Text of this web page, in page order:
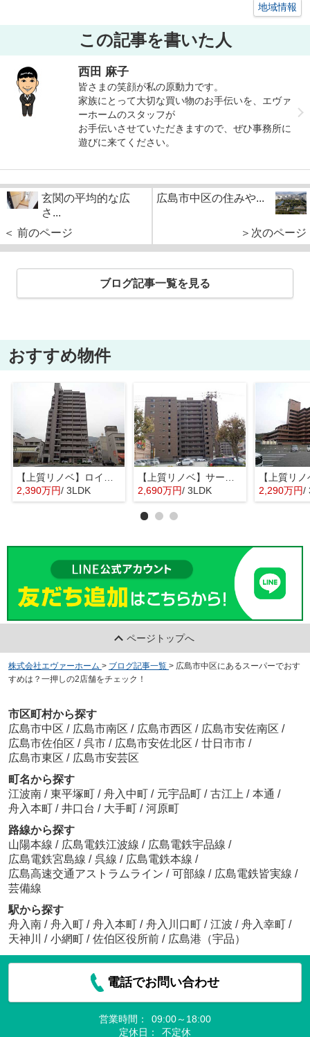
地域情報
この記事を書いた人
西田 麻子
皆さまの笑顔が私の原動力です。
家族にとって大切な買い物のお手伝いを、エヴァ
ーホームのスタッフが
お手伝いさせていただきますので、ぜひ事務所に
遊びに来てください。
玄関の平均的な広
さ...
＜ 前のページ
広島市中区の住みや...
＞次のページ
ブログ記事一覧を見る
おすすめ物件
2,390万円/ 3LDK
2,690万円/ 3LDK 2,290万円/
ページトップへ
株式会社エヴァーホーム > ブログ記事一覧 > 広島市中区にあるスーパーでおす
すめは？一押しの2店舗をチェック！
市区町村から探す
広島市中区 / 広島市南区 / 広島市西区 / 広島市安佐南区 /
広島市佐伯区 / 呉市 / 広島市安佐北区 / 廿日市市 /
広島市東区 / 広島市安芸区
町名から探す
江波南 / 東平塚町 / 舟入中町 / 元宇品町 / 古江上 / 本通 /
舟入本町 / 井口台 / 大手町 / 河原町
路線から探す
山陽本線 / 広島電鉄江波線 / 広島電鉄宇品線 /
広島電鉄宮島線 / 呉線 / 広島電鉄本線 /
広島高速交通アストラムライン / 可部線 / 広島電鉄皆実線 /
芸備線
駅から探す
舟入南 / 舟入町 / 舟入本町 / 舟入川口町 / 江波 / 舟入幸町 /
天神川
/ 小網町 / 佐伯区役所前 / 広島港（宇品）
電話でお問い合わせ
営業時間：
09:00～18:00
定休日：
不定休